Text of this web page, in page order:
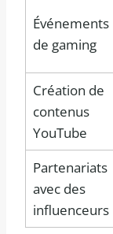
Événements
de gaming
Création de
contenus
YouTube
Partenariats
avec des
influenceurs